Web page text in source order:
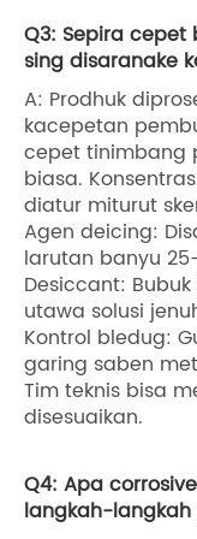
Q3: Sepira cepet
sing disaranake
A: Prodhuk
kacepetan
cepet tinimbang
biasa.
diatur miturut
Agen deicing:
larutan banyu
Desiccant:
utawa solusi
Kontrol bledug:
garing saben
Tim teknis bisa
disesuaikan.
Q4: Apa
langkah-